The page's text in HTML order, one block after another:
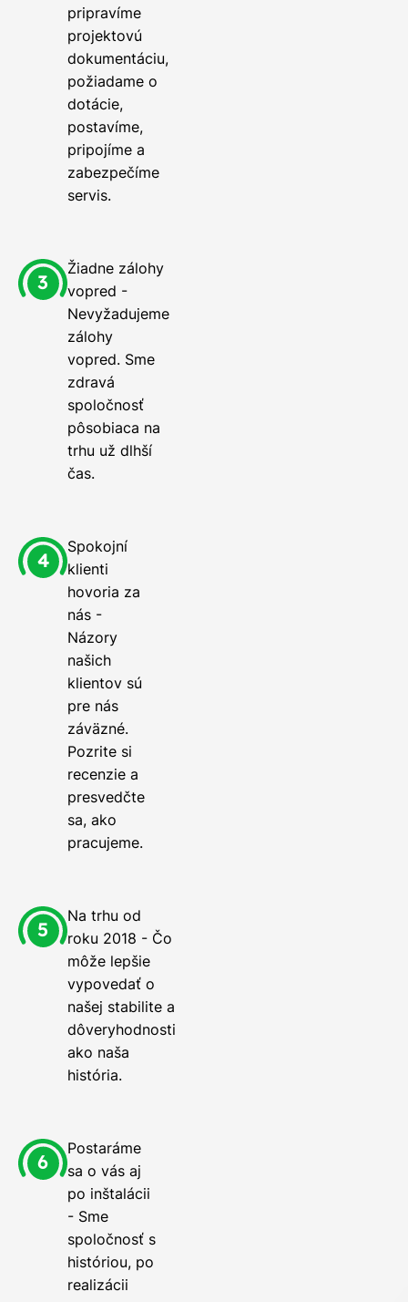
pripravíme
projektovú
dokumentáciu,
požiadame o
dotácie,
postavíme,
pripojíme a
zabezpečíme
servis.
Žiadne zálohy
vopred -
Nevyžadujeme
zálohy
vopred. Sme
zdravá
spoločnosť
pôsobiaca na
trhu už dlhší
čas.
Spokojní
klienti
hovoria za
nás -
Názory
našich
klientov sú
pre nás
záväzné.
Pozrite si
recenzie a
presvedčte
sa, ako
pracujeme.
Na trhu od
roku 2018 - Čo
môže lepšie
vypovedať o
našej stabilite a
dôveryhodnosti
ako naša
história.
Postaráme
sa o vás aj
po inštalácii
- Sme
spoločnosť s
históriou, po
realizácii